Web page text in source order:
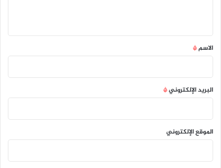
*
الاسم*
البريد الإلكتروني*
الموقع الإلكتروني